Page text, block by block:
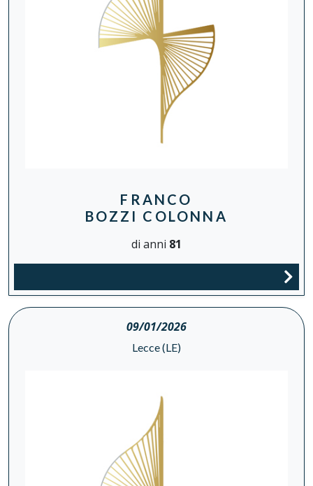
FRANCO
BOZZI COLONNA
di anni 81
09/01/2026
Lecce (LE)